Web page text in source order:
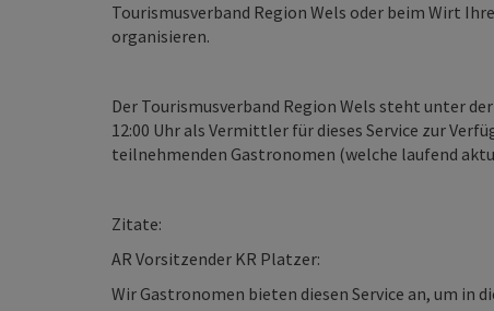
Tourismusverband Region Wels oder beim Wirt
organisieren.
Der Tourismusverband Region Wels steht unter
12:00 Uhr als Vermittler für dieses Service zur
teilnehmenden Gastronomen (welche laufend
Zitate:
AR Vorsitzender KR Platzer:
Wir Gastronomen bieten diesen Service an, um in